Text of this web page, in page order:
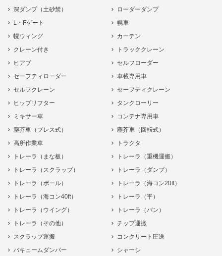
深ダンプ（土砂禁）
ローダーダンプ
L・Fゲート
幌車
幌ウィング
カーテン
クレーン付き
トラッククレーン
ヒアブ
セルフローダー
セーフティローダー
車載専用車
セルフクレーン
セーフティクレーン
ヒップリフター
タンクローリー
ミキサー車
コンテナ専用車
塵芥車（プレス式）
塵芥車（回転式）
高所作業車
トラクタ
トレーラ（まな板）
トレーラ（重機運搬）
トレーラ（スクラップ）
トレーラ（ダンプ）
トレーラ（ポール）
トレーラ（海コン20ft）
トレーラ（海コン40ft）
トレーラ（平）
トレーラ（ウイング）
トレーラ（バン）
トレーラ（その他）
チップ運搬
スクラップ運搬
コンクリート圧送
バキュームダンパー
シャーシ